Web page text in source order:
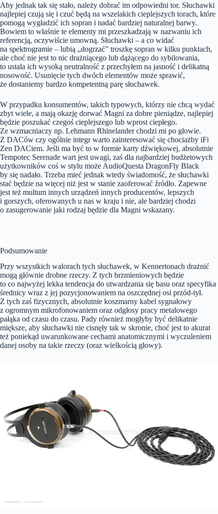
Aby jednak tak się stało, należy dobrać im odpowiedni tor. Słuchawki
najlepiej czują się i czuć będą na wszelakich cieplejszych torach, które
pomogą wygładzić ich sopran i nadać bardziej naturalnej barwy.
Bowiem to właśnie te elementy mi przeszkadzają w nazwaniu ich
referencją, oczywiście umowną. Słuchawki – a co widać
na spektrogramie – lubią „dogrzać” troszkę sopran w kilku punktach,
ale choć nie jest to nic drażniącego lub dążącego do sybilowania,
to ustala ich wysoką neutralność z przechyłem na jasność i delikatną
nosowość. Usunięcie tych dwóch elementów może sprawić,
że dostaniemy bardzo kompetentną parę słuchawek.
W przypadku konsumentów, takich typowych, którzy nie chcą wydać
zbyt wiele, a mają okazję dorwać Magni za dobre pieniądze, najlepiej
będzie poszukać czegoś cieplejszego lub wprost ciepłego.
Ze wzmacniaczy np. Lehmann Rhinelander chodzi mi po głowie.
Z DACów czy ogólnie integr warto zainteresować się chociażby iFi
Zen DACiem. Jeśli ma być to w formie karty dźwiękowej, absolutnie
Tempotec Serenade wart jest uwagi, zaś dla najbardziej budżetowych
użytkowników coś w stylu może AudioQuesta DragonFly Black
by się nadało. Trzeba mieć jednak wtedy świadomość, że słuchawki
stać będzie na więcej niż jest w stanie zaoferować źródło. Zapewne
jest też multum innych urządzeń innych producentów, lepszych
i gorszych, oferowanych u nas w kraju i nie, ale bardziej chodzi
o zasugerowanie jaki rodzaj będzie dla Magni wskazany.
Podsumowanie
Przy wszystkich walorach tych słuchawek, w Kennertonach drażnić
mogą głównie drobne rzeczy. Z tych brzmieniowych będzie
to co najwyżej lekka tendencja do utwardzania się basu oraz specyfika
średnicy wraz z jej pozycjonowaniem na oszczędnej osi przód-tył.
Z tych zaś fizycznych, absolutnie koszmarny kabel sygnałowy
z ogromnym mikrofonowaniem oraz odgłosy pracy metalowego
pałąka od czasu do czasu. Pady również mogłyby być delikatnie
miększe, aby słuchawki nie cisnęły tak w skronie, choć jest to akurat
też poniekąd uwarunkowane cechami anatomicznymi i wyczuleniem
danej osoby na takie rzeczy (oraz wielkością głowy).